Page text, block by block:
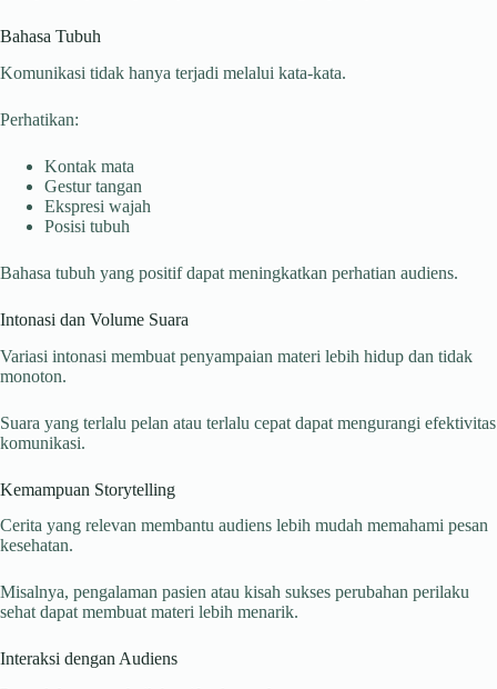
Bahasa Tubuh
Komunikasi tidak hanya terjadi melalui kata-kata.
Perhatikan:
Kontak mata
Gestur tangan
Ekspresi wajah
Posisi tubuh
Bahasa tubuh yang positif dapat meningkatkan perhatian audiens.
Intonasi dan Volume Suara
Variasi intonasi membuat penyampaian materi lebih hidup dan tidak
monoton.
Suara yang terlalu pelan atau terlalu cepat dapat mengurangi efektivitas
komunikasi.
Kemampuan Storytelling
Cerita yang relevan membantu audiens lebih mudah memahami pesan
kesehatan.
Misalnya, pengalaman pasien atau kisah sukses perubahan perilaku
sehat dapat membuat materi lebih menarik.
Interaksi dengan Audiens